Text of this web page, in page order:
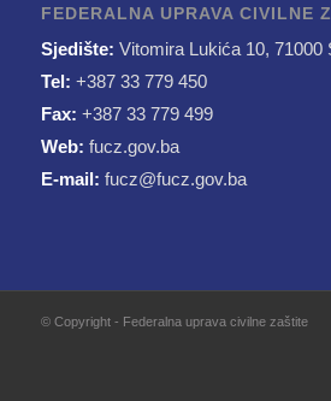
FEDERALNA UPRAVA CIVILNE
Sjedište: Vitomira Lukića 10, 71000
Tel: +387 33 779 450
Fax: +387 33 779 499
Web: fucz.gov.ba
E-mail: fucz@fucz.gov.ba
© Copyright - Federalna uprava civilne zaštite